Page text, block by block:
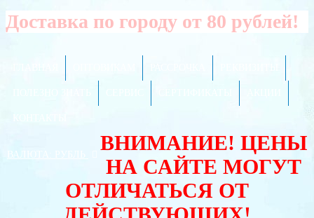
Доставка по городу от 80 рублей!
ВАЛЮТА:
ВНИМАНИЕ! ЦЕНЫ
НА САЙТЕ МОГУТ
ОТЛИЧАТЬСЯ ОТ